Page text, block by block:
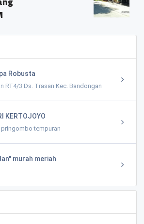
0.01 KM
Robusta
RT4/3 Ds. Trasan Kec. Bandongan
KERTOJOYO
tempuran
murah meriah